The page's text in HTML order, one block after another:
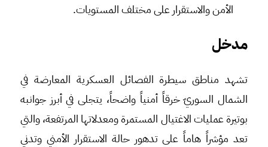
الأمن والاستقرار على مختلف المستويات.
مدخل
تشهد مناطق سيطرة الفصائل العسكرية المعارضة في
الشمال السوريّ خرقاً أمنياً واضحاً، يتجلى في أبرز جوانبه
بوتيرة عمليات الاغتيال المستمرة ومعدلاتها المرتفعة، والتي
تعد مؤشراً هاماً على تدهور حالة الاستقرار الأمني وتدني